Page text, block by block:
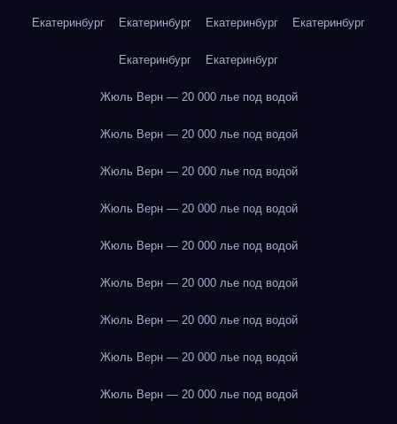
Екатеринбург Екатеринбург Екатеринбург Екатеринбург
Екатеринбург Екатеринбург
Жюль Верн — 20 000 лье под водой
Жюль Верн — 20 000 лье под водой
Жюль Верн — 20 000 лье под водой
Жюль Верн — 20 000 лье под водой
Жюль Верн — 20 000 лье под водой
Жюль Верн — 20 000 лье под водой
Жюль Верн — 20 000 лье под водой
Жюль Верн — 20 000 лье под водой
Жюль Верн — 20 000 лье под водой